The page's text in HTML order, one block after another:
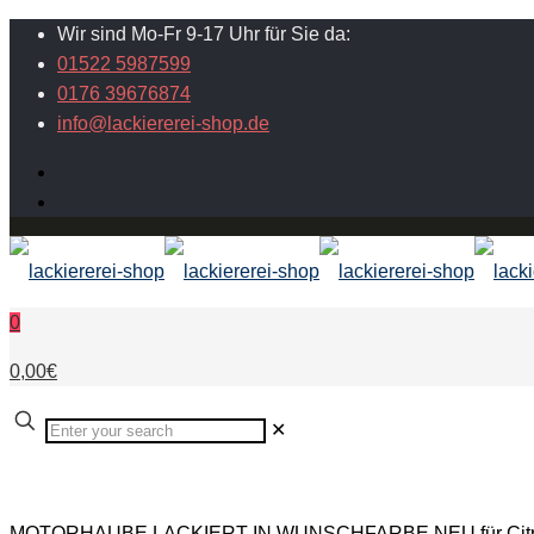
Wir sind Mo-Fr 9-17 Uhr für Sie da:
01522 5987599
0176 39676874
info@lackiererei-shop.de
0
0,00€
✕